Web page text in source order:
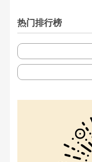
热门排行榜